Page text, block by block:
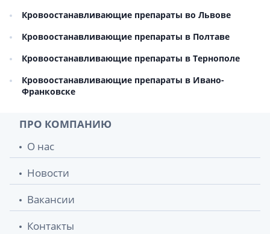
Кровоостанавливающие препараты во Львове
Кровоостанавливающие препараты в Полтаве
Кровоостанавливающие препараты в Тернополе
Кровоостанавливающие препараты в Ивано-
Франковске
ПРО КОМПАНИЮ
О нас
Новости
Вакансии
Контакты